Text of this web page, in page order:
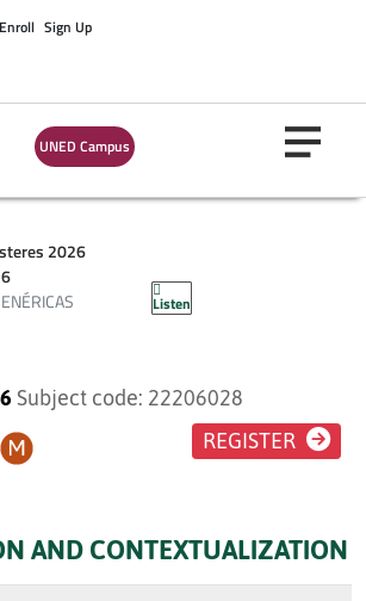
Enroll Sign Up
UNED Campus
2026
Listen
EN
EN
PLAN
Subject code: 22206028
REGISTER
AND CONTEXTUALIZATION